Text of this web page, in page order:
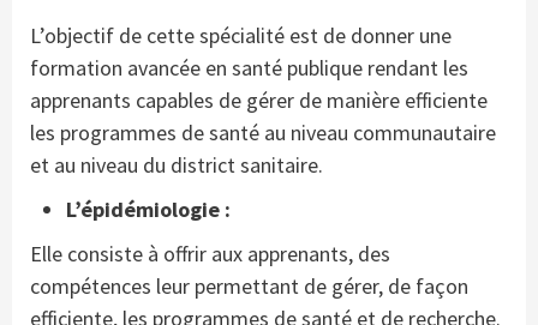
L’objectif de cette spécialité est de donner une
formation avancée en santé publique rendant les
apprenants capables de gérer de manière efficiente
les programmes de santé au niveau communautaire
et au niveau du district sanitaire.
L’épidémiologie :
Elle consiste à offrir aux apprenants, des
compétences leur permettant de gérer, de façon
efficiente, les programmes de santé et de recherche.